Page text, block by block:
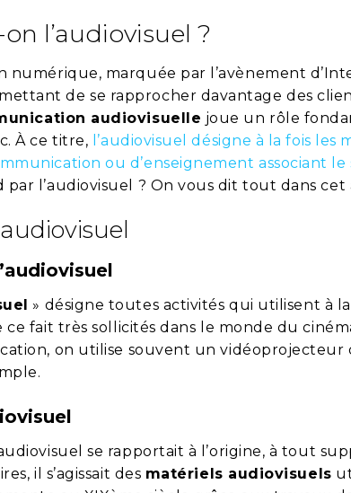
l’audiovisuel ?
numérique, marquée par l’avènement
de se rapprocher davantage des
audiovisuelle joue un rôle
À ce titre, l’audiovisuel désigne à la fois
ou d’enseignement associant le
par l’audiovisuel ? On vous dit tout dans cet
» désigne toutes activités qui utilisent à la
ce fait très sollicités dans le monde du
on utilise souvent un vidéoprojecteur
se rapportait à l’origine, à tout
il s’agissait des matériels audiovisuels